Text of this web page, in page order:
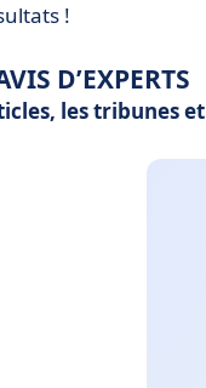
!
D’EXPERTS
les tribunes